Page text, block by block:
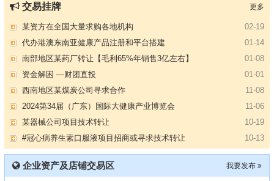
更多
交易挂牌
04-12
【寻求合作】海外代理、慈善机构
02-19
某资方在全国大量求购各地机构
01-14
代办港澳东南亚健康产品注册和平台搭建
01-08
南部地区某药厂转让【毛利65%年销售3亿左右】
01-01
资金解困 —财团直投
11-08
西南地区某煤炭公司寻求合作
11-06
2024第34届（广东）国际大健康产业博览会
10-19
某器械公司项目技术转让
10-13
#冠心病养生素口服液项目招商或寻求技术转让
10-13
大健康交易中心平台招商
09-27
膝关节修复药物融资计划
我要发布
企业资产及店铺交易区